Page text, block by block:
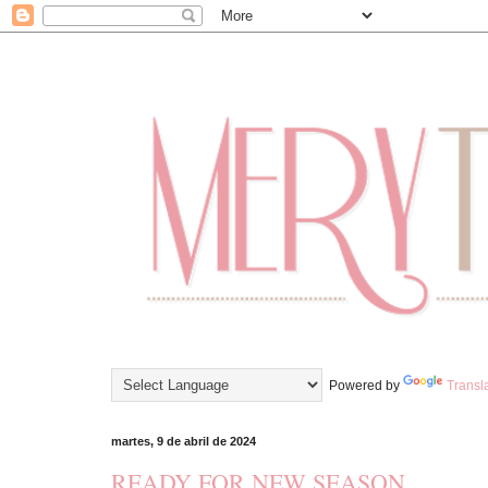
Powered by
martes, 9 de abril de 2024
READY FOR NEW SEASON